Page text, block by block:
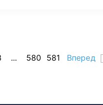
... 580 581 Вперед